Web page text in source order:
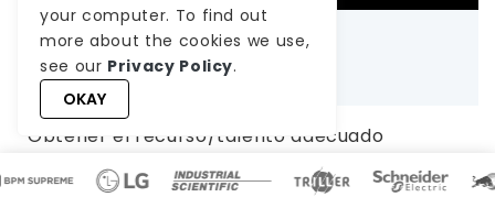
Costo total del proyecto
4x
Obtener el recurso/talento adecuado
4-6 semanas
your computer. To find out
more about the cookies we use,
see our Privacy Policy.
OKAY